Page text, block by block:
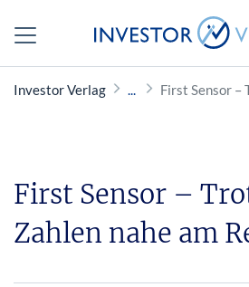
Investor Verlag First Sensor –
First Sensor –
Zahlen nahe am